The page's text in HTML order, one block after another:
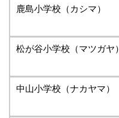
鹿島小学校（カシマ）
松が谷小学校（マツガヤ）
中山小学校（ナカヤマ）